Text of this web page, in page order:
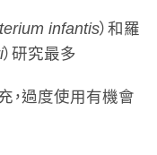
infantis）和羅
）研究最多
，過度使用有機會